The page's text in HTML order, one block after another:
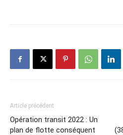
Article précédent
Opération transit 2022 : Un
plan de flotte conséquent